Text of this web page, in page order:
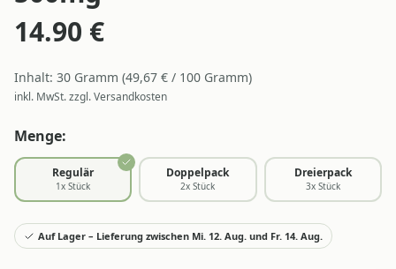
14.90 €
Inhalt: 30 Gramm (49,67 € / 100 Gramm)
inkl. MwSt. zzgl. Versandkosten
Menge:
Regulär
1x Stück
Doppelpack
2x Stück
Dreierpack
3x Stück
Auf Lager – Lieferung zwischen Mi. 12. Aug. und Fr. 14. Aug.